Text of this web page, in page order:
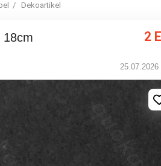
Dekoartikel
18cm 2
25.07.2026